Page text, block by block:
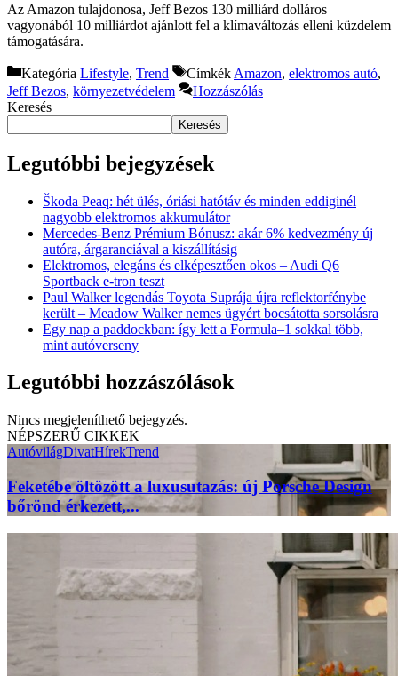
Az Amazon tulajdonosa, Jeff Bezos 130 milliárd dolláros
vagyonából 10 milliárdot ajánlott fel a klímaváltozás elleni küzdelem
támogatására.
Kategória Lifestyle, Trend Címkék Amazon, elektromos autó,
Jeff Bezos, környezetvédelem
Hozzászólás
Keresés
Keresés
Legutóbbi bejegyzések
Škoda Peaq: hét ülés, óriási hatótáv és minden eddiginél
nagyobb elektromos akkumulátor
Mercedes-Benz Prémium Bónusz: akár 6% kedvezmény új
autóra, árgaranciával a kiszállításig
Elektromos, elegáns és elképesztően okos – Audi Q6
Sportback e-tron teszt
Paul Walker legendás Toyota Suprája újra reflektorfénybe
került – Meadow Walker nemes ügyért bocsátotta sorsolásra
Egy nap a paddockban: így lett a Formula–1 sokkal több,
mint autóverseny
Legutóbbi hozzászólások
Nincs megjeleníthető bejegyzés.
NÉPSZERŰ CIKKEK
AutóvilágDivatHírekTrend
Feketébe öltözött a luxusutazás: új Porsche Design
bőrönd érkezett,...